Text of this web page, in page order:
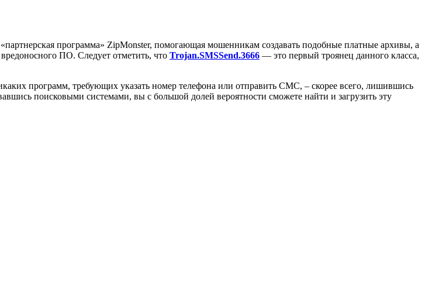
программа» ZipMonster, помогающая мошенникам создавать подобные платные архивы, а
ПО. Следует отметить, что Trojan.SMSSend.3666 — это первый троянец данного класса,
программ, требующих указать номер телефона или отправить СМС, – скорее всего, лишившись
поисковыми системами, вы с большой долей вероятности сможете найти и загрузить эту